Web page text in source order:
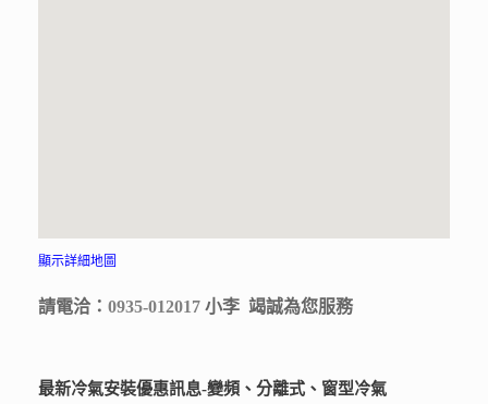
顯示詳細地圖
請電洽： 0935-012017 小李 竭誠為您服務
最新冷氣安裝優惠訊息-變頻、分離式、窗型冷氣